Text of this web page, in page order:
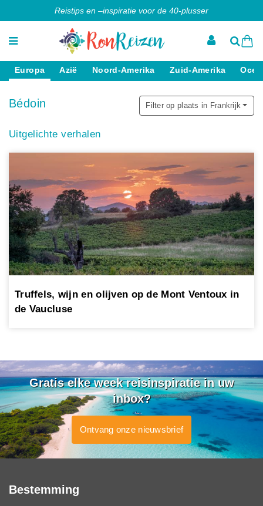
Reistips en –inspiratie voor de 40-plusser
Europa Azië Noord-Amerika Zuid-Amerika
Bédoin Filter op plaats in Frankrijk
Uitgelichte verhalen
Truffels, wijn en olijven op de Mont Ventoux in
de Vaucluse
Gratis elke week reisinspiratie in uw
inbox?
Ontvang onze nieuwsbrief
Bestemming